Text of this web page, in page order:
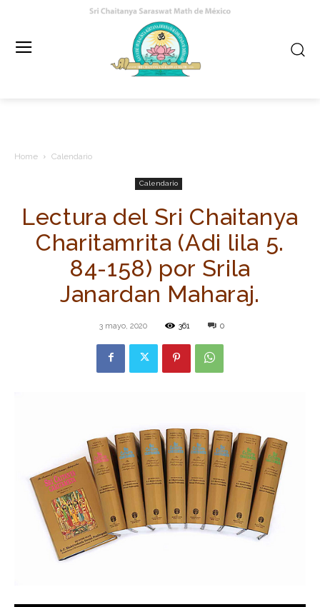
Home Calendario
Calendario
Lectura del Sri Chaitanya
Charitamrita (Adi lila 5.
84-158) por Srila
Janardan Maharaj.
3 mayo, 2020 361 0